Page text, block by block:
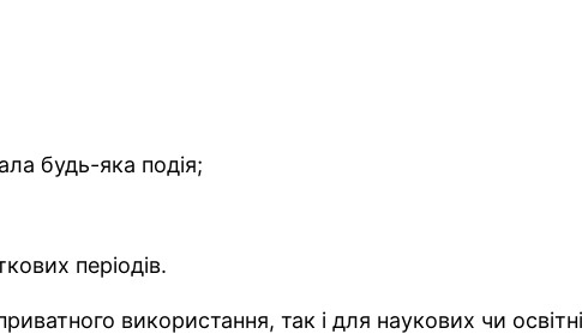
будь-яка подія;
періодів.
використання, так і для наукових чи